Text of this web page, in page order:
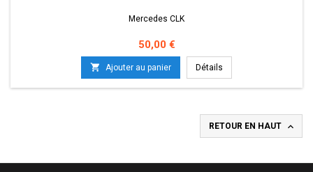
Mercedes CLK
Prix
50,00 €
 Ajouter au panier Détails
RETOUR EN HAUT 